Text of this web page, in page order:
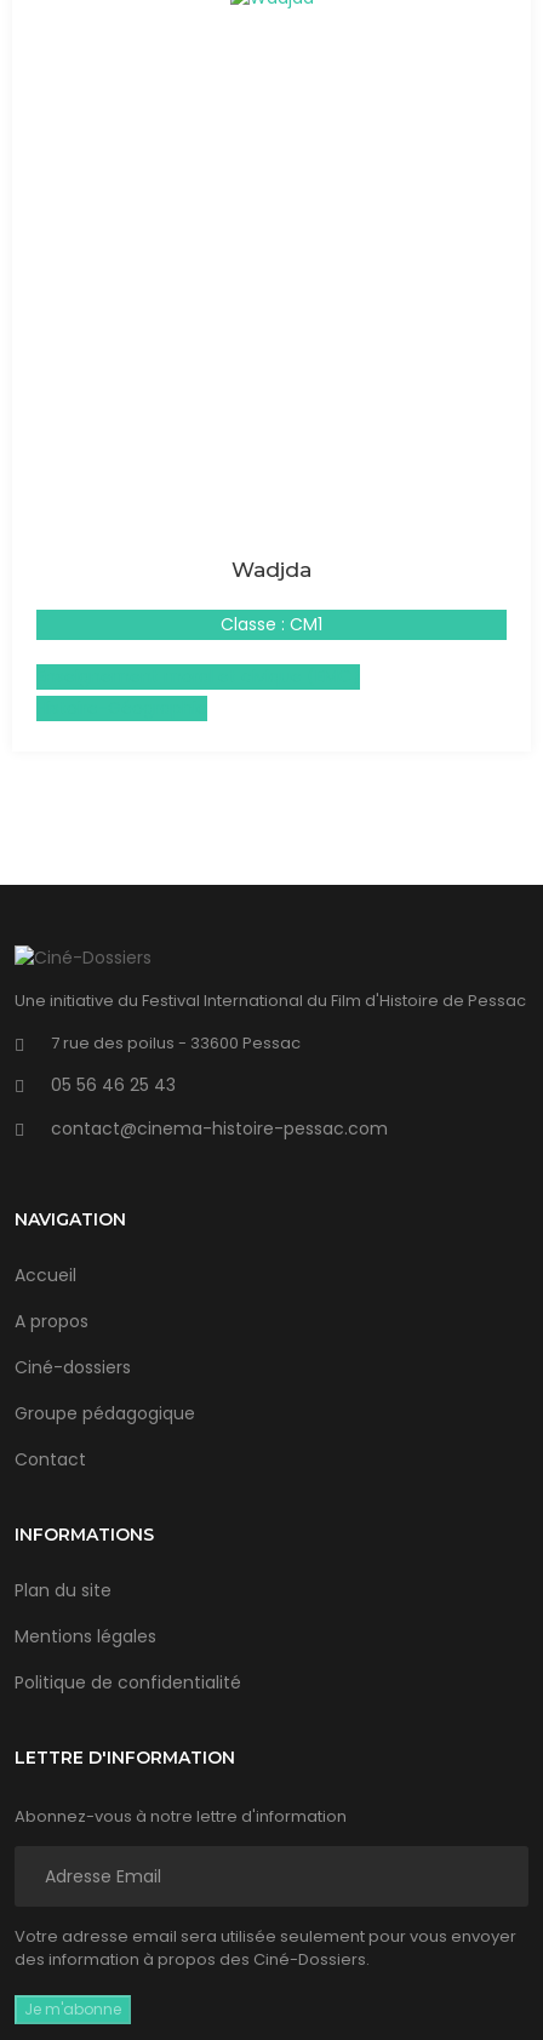
Wadjda
Classe : CM1
Une initiative du Festival International du Film d'Histoire de Pessac
7 rue des poilus - 33600 Pessac
05 56 46 25 43
contact@cinema-histoire-pessac.com
NAVIGATION
Accueil
A propos
Ciné-dossiers
Groupe pédagogique
Contact
INFORMATIONS
Plan du site
Mentions légales
Politique de confidentialité
LETTRE D'INFORMATION
Abonnez-vous à notre lettre d'information
Votre adresse email sera utilisée seulement pour vous envoyer
des information à propos des Ciné-Dossiers.